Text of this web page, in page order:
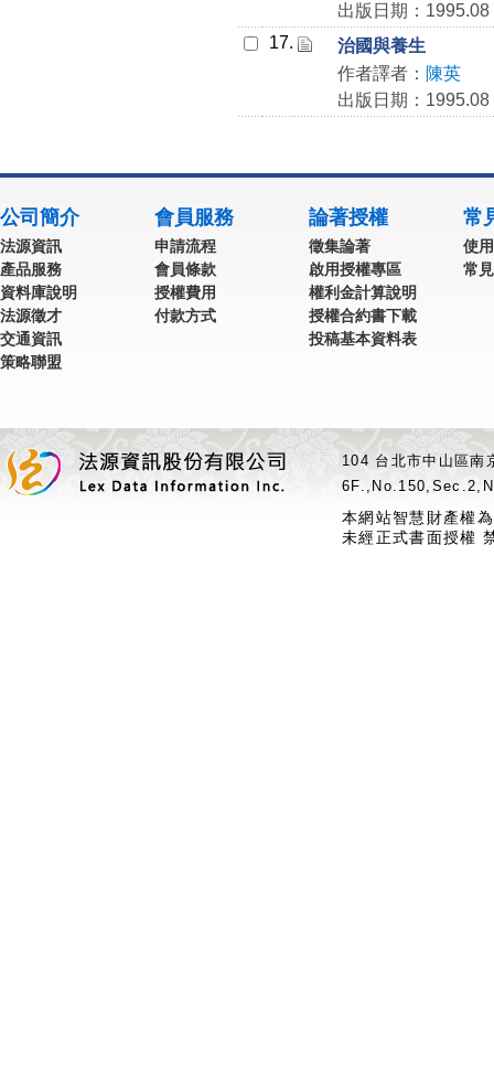
出版日期：1995.08
17.
治國與養生
作者譯者： 陳英
出版日期：1995.08
公司簡介
法源資訊
產品服務
資料庫說明
法源徵才
交通資訊
策略聯盟
會員服務
申請流程
會員條款
授權費用
付款方式
論著授權
徵集論著
啟用授權專區
權利金計算說明
授權合約書下載
投稿基本資料表
常
使
常
104 台北市中山區
本網站智慧財產權
未經正式書面授權